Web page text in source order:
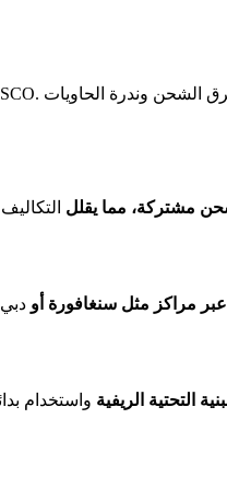
مشتركة، مما يقلل
مراكز مثل سنغافورة أو
التحتية الريفية واستخدام